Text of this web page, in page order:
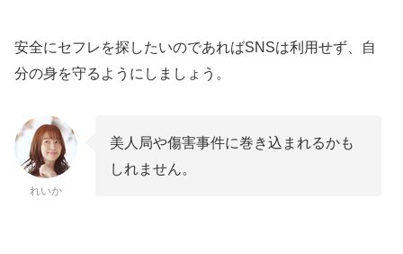
安全にセフレを探したいのであればSNSは利用せず、自
分の身を守るようにしましょう。
れいか
美人局や傷害事件に巻き込まれるかも
しれません。